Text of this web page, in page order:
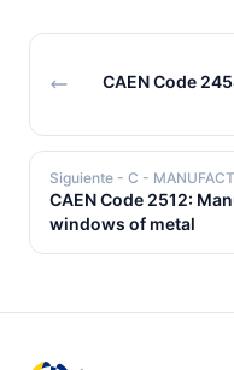
CAEN Code
Siguiente - C -
CAEN Code 2512:
windows of metal